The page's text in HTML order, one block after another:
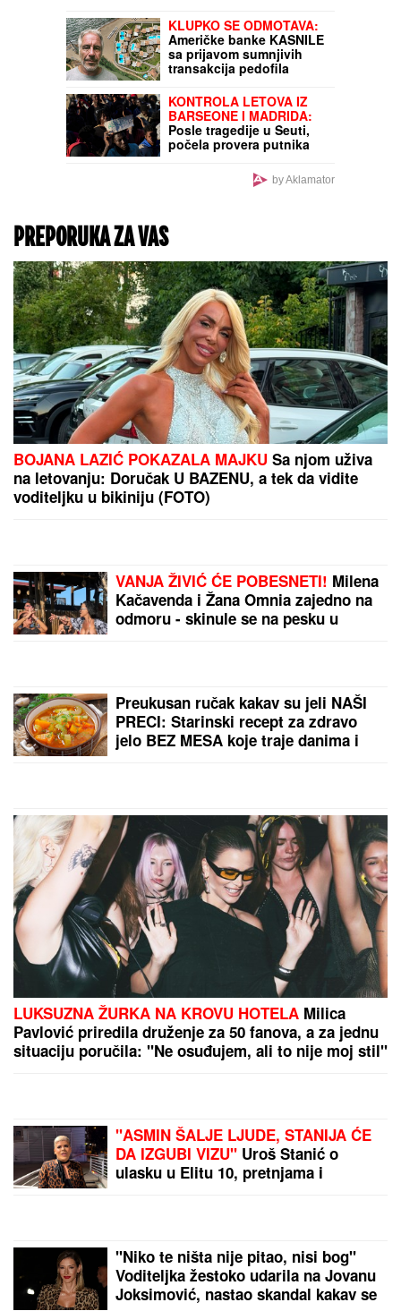
zaposleni sa kraćim
stažom najspremniji na
promenu
Roditelji, oprez! Dečija
kaciga za bicikl hitno
povučena iz prodaje u
EU, opasnost od povreda
KLUPKO SE ODMOTAVA:
KONTROLA LETOVA IZ
BARSEONE I MADRIDA:
Posle tragedije u Seuti,
počela provera putnika
PREPORUKA ZA VAS
BOJANA LAZIĆ POKAZALA MAJKUSa njom uživa